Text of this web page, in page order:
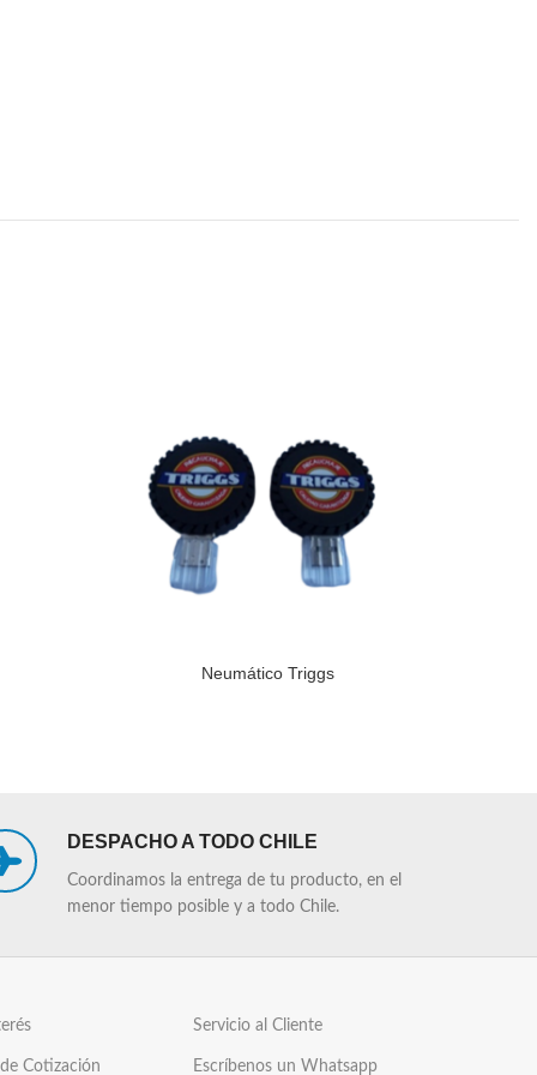
Neumático Triggs
DESPACHO A TODO CHILE
Coordinamos la entrega de tu producto, en el
menor tiempo posible y a todo Chile.
Cotización
Servicio al Cliente
Escríbenos un Whatsapp